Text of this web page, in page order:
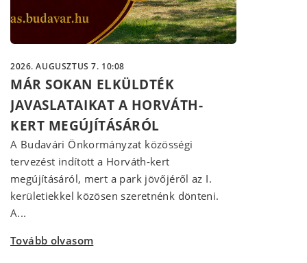
2026. AUGUSZTUS 7. 10:08
MÁR SOKAN ELKÜLDTÉK
JAVASLATAIKAT A HORVÁTH-
KERT MEGÚJÍTÁSÁRÓL
A Budavári Önkormányzat közösségi
tervezést indított a Horváth-kert
megújításáról, mert a park jövőjéről az I.
kerületiekkel közösen szeretnénk dönteni.
A...
Tovább olvasom